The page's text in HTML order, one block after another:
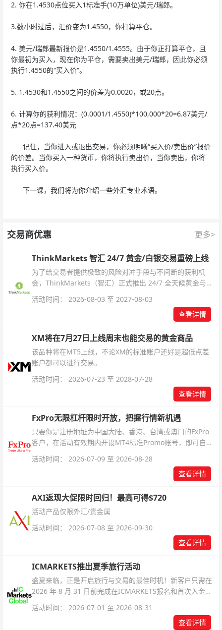
2. 你在1.4530点位买入1标准手(10万单位)美元/瑞郎。
3.数小时过后，汇价变为1.4550，你打算平仓。
4. 美元/瑞郎最新报价是1.4550/1.4555。由于你正打算平仓，且
你最初为买入，现在你为平仓，需要卖出美元/瑞郎，因此你必须
执行1.4550的“买入价”。
5. 1.4530和1.4550之间的价差为0.0020，或20点。
6. 计算你的获利情况：(0.0001/1.4550)*100,000*20=6.87美元/
点*20点=137.40美元
记住，当你进入或退出交易，你必须明晰“买入价/卖出价”报价
的价差。当你买入一种货币，你将执行卖出价，当你卖出，你将
执行买入价。
下一课，我们将为你介绍一些外汇专业术语。
交易商优惠 更多>
ThinkMarkets 智汇 24/7 黄金/白银交易重磅上线
为了给交易者提供极致的风险对冲手段与不间断的获利机
会，ThinkMarkets（智汇）正式推出 24/7 全天候黄金与白
银交易！本文将为您详细拆解本次升级的核心交易品种、杠
杆配置、支持软件及交易细则。
活动时间： 2026-08-03 至 2027-08-03
查看详情
XM将在7月27日上线周末也能交易的黄金商品
该品种将在MT5上线，不论XM的标准账户还好是超低点差
账户都可以进行交易。
活动时间： 2026-07-23 至 2028-07-28
查看详情
FxPro无限杠杆限时开放，把握行情新机遇
只要你是注册地址为中国大陆、香港、台湾或澳门的FxPro
客户，在活动有效期内开设MT4标准Promo账号，即可自动
解锁无限倍杠杆福利，无需额外复杂操作。
活动时间： 2026-07-09 至 2026-08-28
查看详情
AXI返现大促限时回归！最高可得$720
活动产品仅限外汇/贵金属
活动时间： 2026-07-08 至 2026-09-30
查看详情
ICMARKETS推出夏季旅行活动
盛夏来临，正是开启旅行与交易的最佳时机！新客户只需在
2026 年 8 月 31 日前完成在ICMARKETS报名和首次入金即
可参与！
活动时间： 2026-07-01 至 2026-08-31
查看详情